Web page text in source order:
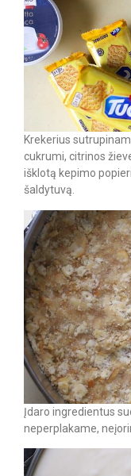
Krekerius
cukrumi, citrinos
išklotą kepimo
šaldytuvą.
Įdaro ingredientus
neperplakame,